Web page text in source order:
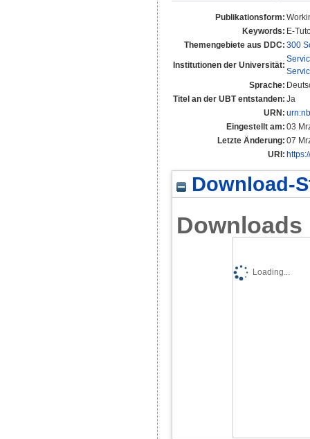
Publikationsform:
Keywords: E-
Themengebiete aus DDC: 300
Institutionen der Universität:
Sprache:
Titel an der UBT entstanden: Ja
URN:
Eingestellt am: 03
Letzte Änderung: 07
URI:
Download-
Downloads
Loading...